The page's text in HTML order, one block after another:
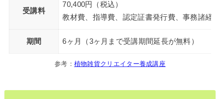
受講料
70,400円（税込）
教材費、指導費、認定証書発行費、事務諸経
期間 6ヶ月（3ヶ月まで受講期間延長が無料）
参考： 植物雑貨クリエイター養成講座